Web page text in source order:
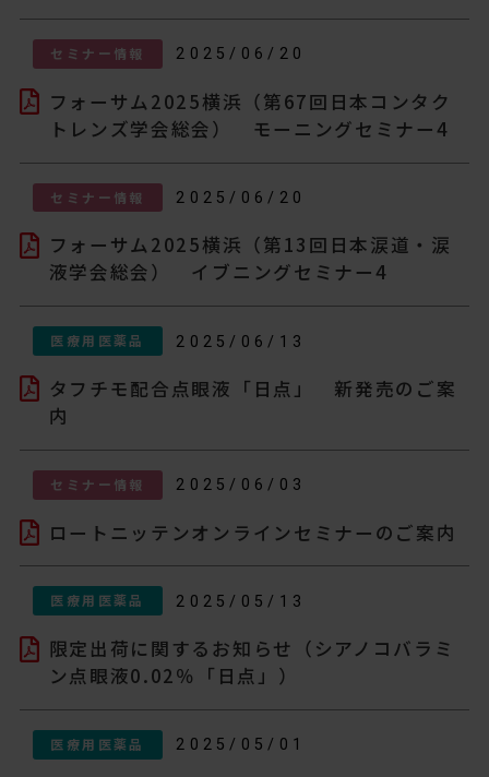
2025/06/20
セミナー情報
フォーサム2025横浜（第67回日本コンタク
トレンズ学会総会） モーニングセミナー4
2025/06/20
セミナー情報
フォーサム2025横浜（第13回日本涙道・涙
液学会総会） イブニングセミナー4
2025/06/13
医療用医薬品
タフチモ配合点眼液「日点」 新発売のご案
内
2025/06/03
セミナー情報
ロートニッテンオンラインセミナーのご案内
2025/05/13
医療用医薬品
限定出荷に関するお知らせ（シアノコバラミ
ン点眼液0.02％「日点」）
2025/05/01
医療用医薬品